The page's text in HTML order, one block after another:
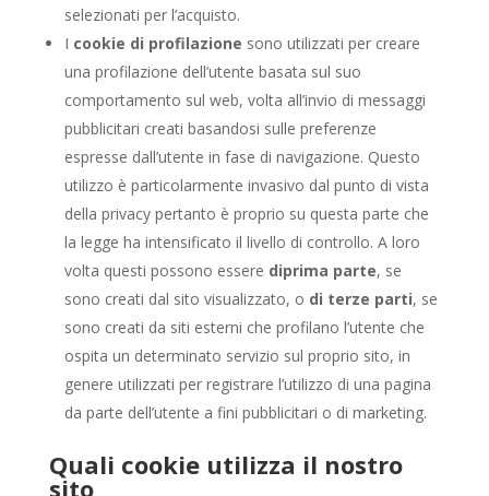
selezionati per l’acquisto.
I cookie di profilazione sono utilizzati per creare
una profilazione dell’utente basata sul suo
comportamento sul web, volta all’invio di messaggi
pubblicitari creati basandosi sulle preferenze
espresse dall’utente in fase di navigazione. Questo
utilizzo è particolarmente invasivo dal punto di vista
della privacy pertanto è proprio su questa parte che
la legge ha intensificato il livello di controllo. A loro
volta questi possono essere diprima parte, se
sono creati dal sito visualizzato, o di terze parti, se
sono creati da siti esterni che profilano l’utente che
ospita un determinato servizio sul proprio sito, in
genere utilizzati per registrare l’utilizzo di una pagina
da parte dell’utente a fini pubblicitari o di marketing.
Quali cookie utilizza il nostro
sito